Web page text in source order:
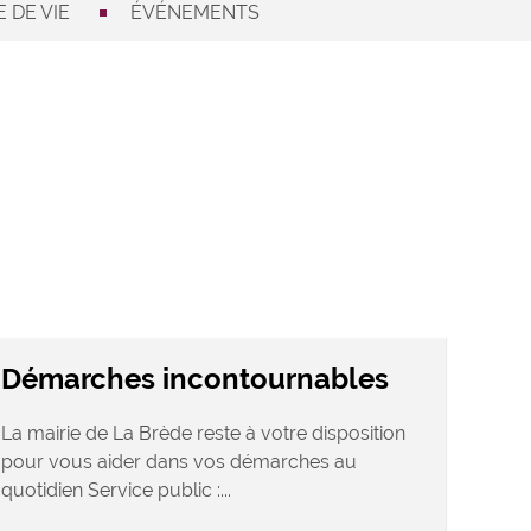
DE VIE ÉVÉNEMENTS
Démarches incontournables
La mairie de La Brède reste à votre disposition
pour vous aider dans vos démarches au
quotidien Service public :...